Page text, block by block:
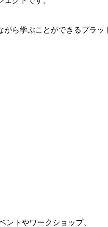
がら学ぶことができるプラッ
ントやワークショップ、